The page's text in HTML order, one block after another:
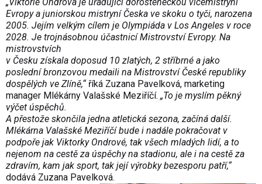
Evropy a juniorskou mistryní Česka ve skoku o tyči, narozena
2005. Jejím velkým cílem je Olympiáda v Los Angeles v roce
2028. Je trojnásobnou účastnicí Mistrovství Evropy. Na
mistrovstvích
v Česku získala doposud 10 zlatých, 2 stříbrné a jako
poslední bronzovou medaili na Mistrovství České republiky
dospělých ve Zlíně,“ říká Zuzana Pavelková, marketing
manager Mlékárny Valašské Meziříčí. „To je myslím pěkný
výčet úspěchů.
A přestože skončila jedna atletická sezona, začíná další.
Mlékárna Valašské Meziříčí bude i nadále pokračovat v
podpoře jak Viktorky Ondrové, tak všech mladých lidí, a to
nejenom na cestě za úspěchy na stadionu, ale i na cestě za
zdravím, kam jak sport, tak její výrobky bezesporu patří,“
dodává Zuzana Pavelková.